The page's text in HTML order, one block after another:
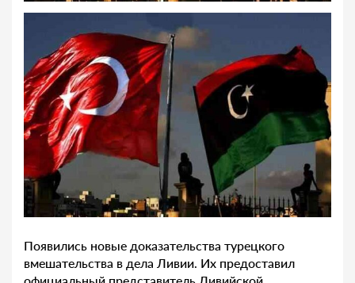
Появились новые доказательства турецкого
вмешательства в дела Ливии. Их предоставил